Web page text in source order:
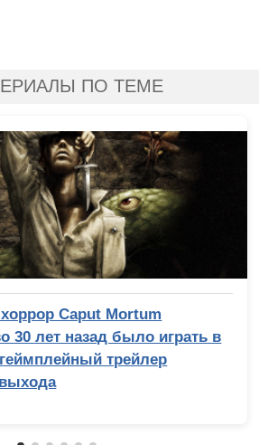
ПО ТЕМЕ
Caput Mortum
30 лет назад было играть в
трейлер